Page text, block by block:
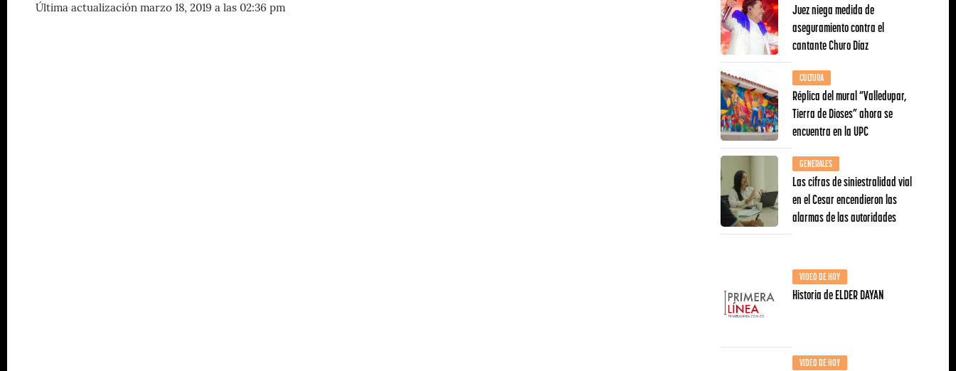
Última actualización marzo 18, 2019 a las 02:36 pm
Juez niega medida de
aseguramiento contra el
cantante Churo Díaz
CULTURA
Réplica del mural “Valledupar,
Tierra de Dioses” ahora se
encuentra en la UPC
GENERALES
Las cifras de siniestralidad vial
en el Cesar encendieron las
alarmas de las autoridades
VIDEO DE HOY
Historia de ELDER DAYAN
VIDEO DE HOY